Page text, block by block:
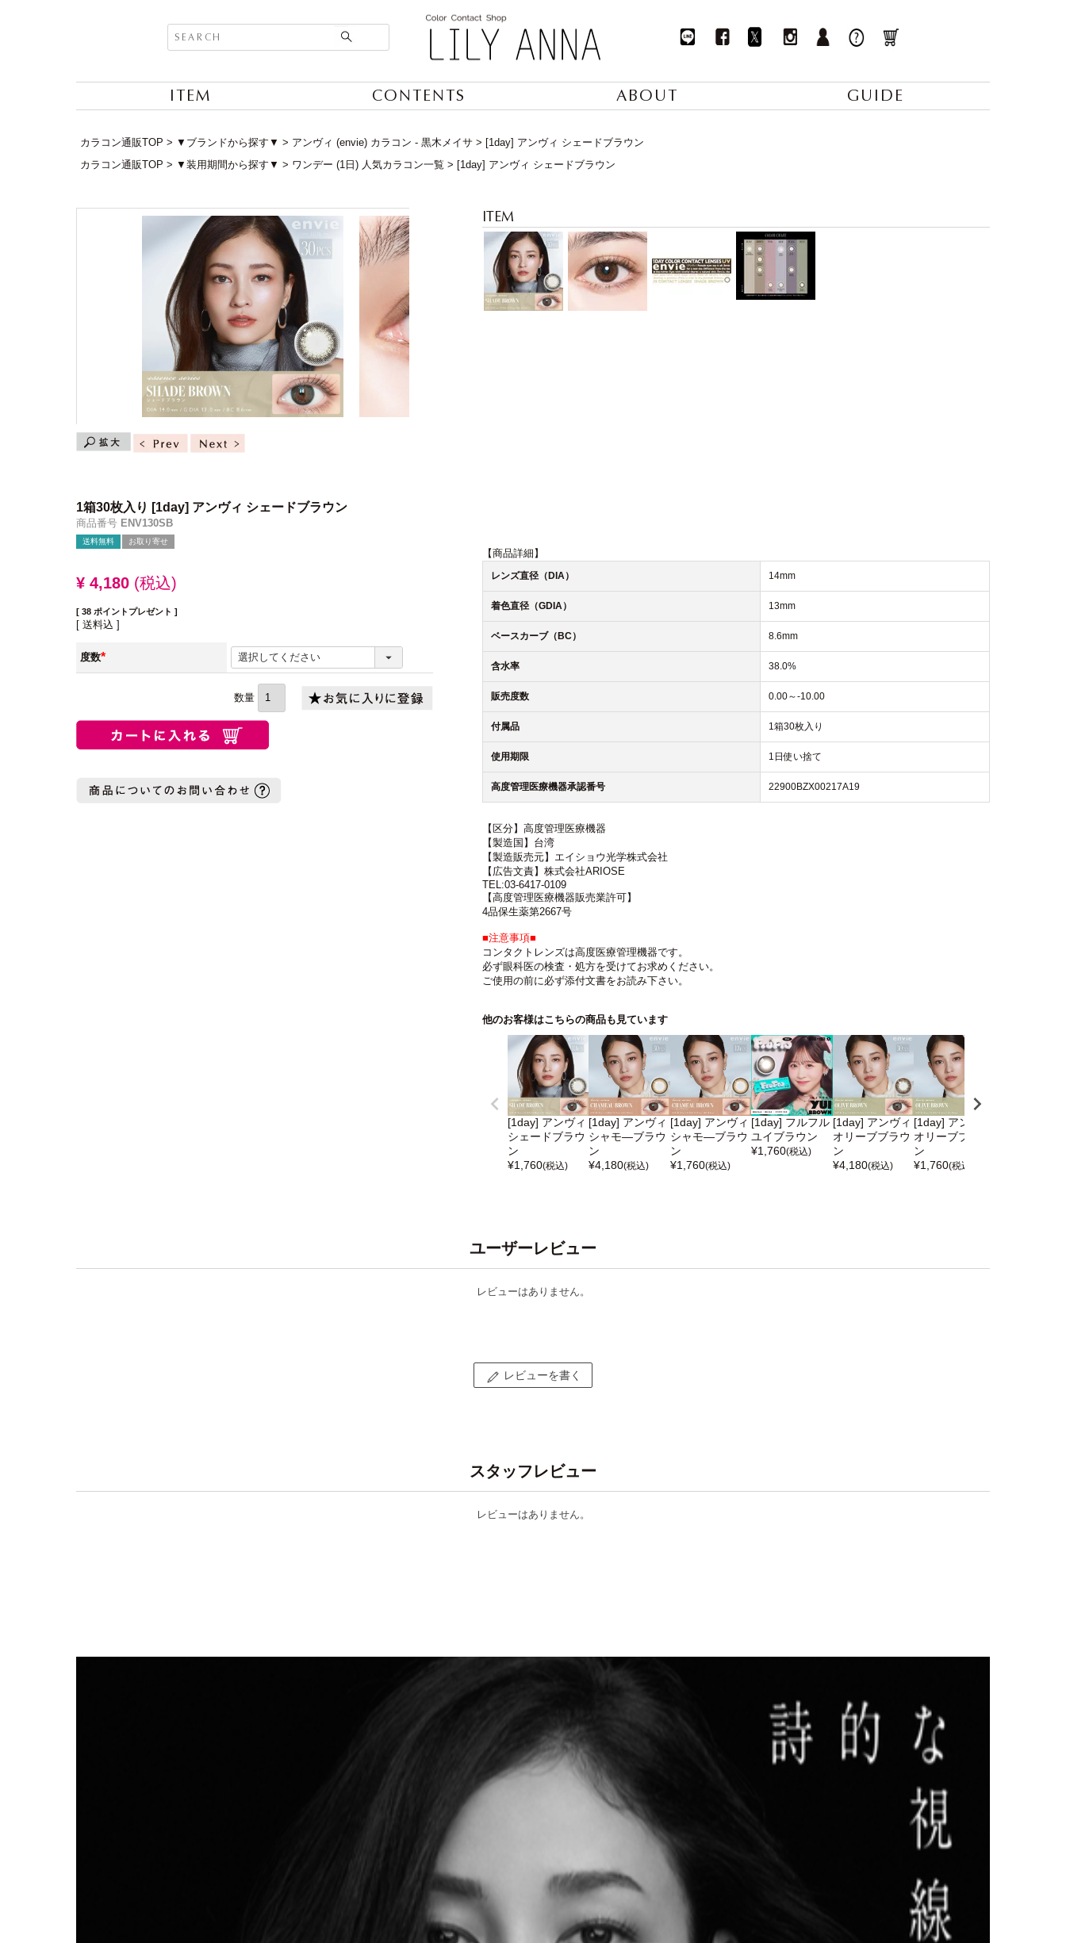
ITEM CONTENTS ABOUT GUIDE
カラコン通販TOP ▼ブランドから探す▼ アンヴィ (envie) カラコン - 黒木メイサ
[1day] アンヴィ シェードブラウン
カラコン通販TOP
▼装用期間から探す▼ ワンデー (1日) 人気カラコン一覧 [1day] アンヴィ シェードブラウン
1箱30枚入り [1day] アンヴィ シェードブラウン
商品番号 ENV130SB
送料無料 お取り寄せ
¥ 4,180 税込
[ 38 ポイントプレゼント ]
送料込
度数
(必
【商品詳細】
レンズ直径（DIA） 14mm
着色直径（GDIA） 13mm
ベースカーブ（BC） 8.6mm
含水率 38.0%
販売度数 0.00～-10.00
付属品 1箱30枚入り
使用期限 1日使い捨て
高度管理医療機器承認番号 22900BZX00217A19
【区分】高度管理医療機器
【製造国】台湾
【製造販売元】エイショウ光学株式会社
【広告文責】株式会社ARIOSE
TEL:03-6417-0109
【高度管理医療機器販売業許可】
4品保生薬第2667号
■注意事項■
コンタクトレンズは高度医療管理機器です。
必ず眼科医の検査・処方を受けてお求めください。
ご使用の前に必ず添付文書をお読み下さい。
他のお客様はこちらの商品も見ています
[1day] アンヴィ
シェードブラウ
ン
¥1,760(税込)
[1day] アンヴィ
シャモ―ブラウ
ン
¥4,180(税込)
[1day] アンヴィ
シャモ―ブラウ
ン
¥1,760(税込)
[1day] フルフル
ユイブラウン
¥1,760(税込)
[1day] アンヴィ
オリーブブラウ
ン
¥4,180(税込)
[1day] アンヴィ
オリーブブラウ
ン
¥1,760(税込)
ユーザーレビュー
レビューはありません。
レビューを書く
スタッフレビュー
レビューはありません。